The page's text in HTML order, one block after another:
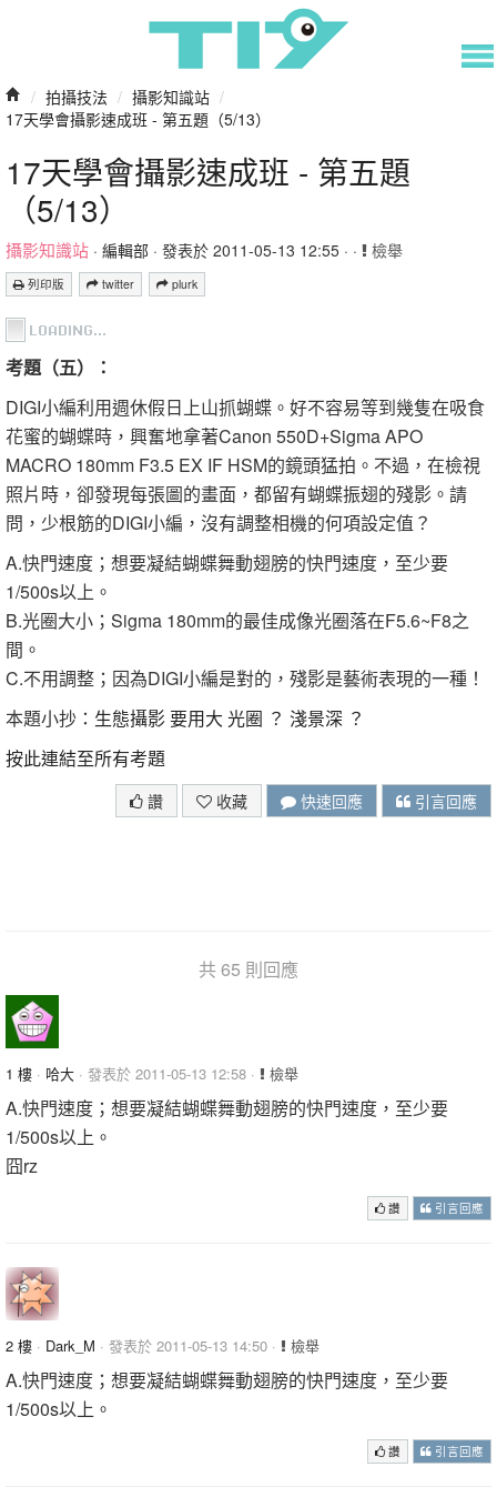
/ 拍攝技法 / 攝影知識站 /
17天學會攝影速成班 - 第五題（5/13）
17天學會攝影速成班 - 第五題
（5/13）
攝影知識站 · 編輯部 · 發表於 2011-05-13 12:55 · · 檢舉
列印版 twitter plurk
考題（五）：
DIGI小編利用週休假日上山抓蝴蝶。好不容易等到幾隻在吸食
花蜜的蝴蝶時，興奮地拿著Canon 550D+Sigma APO
MACRO 180mm F3.5 EX IF HSM的鏡頭猛拍。不過，在檢視
照片時，卻發現每張圖的畫面，都留有蝴蝶振翅的殘影。請
問，少根筋的DIGI小編，沒有調整相機的何項設定值？
A.快門速度；想要凝結蝴蝶舞動翅膀的快門速度，至少要
1/500s以上。
B.光圈大小；Sigma 180mm的最佳成像光圈落在F5.6~F8之
間。
C.不用調整；因為DIGI小編是對的，殘影是藝術表現的一種！
本題小抄： 生態攝影 要用大 光圈 ？ 淺景深 ？
按此連結至所有考題
讚 收藏 快速回應 引言回應
共 65 則回應
1 樓 · 哈大 · 發表於 2011-05-13 12:58 · 檢舉
A.快門速度；想要凝結蝴蝶舞動翅膀的快門速度，至少要
1/500s以上。
囧rz
讚 引言回應
2 樓 · Dark_M · 發表於 2011-05-13 14:50 · 檢舉
A.快門速度；想要凝結蝴蝶舞動翅膀的快門速度，至少要
1/500s以上。
讚 引言回應